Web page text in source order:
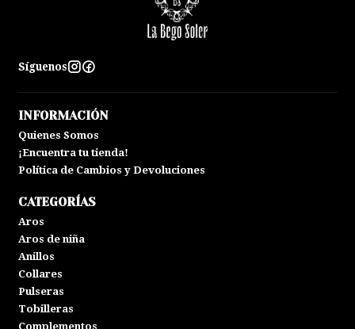
Síguenos
INFORMACIÓN
Quienes Somos
¡Encuentra tu tienda!
Política de Cambios y Devoluciones
CATEGORÍAS
Aros
Aros de niña
Anillos
Collares
Pulseras
Tobilleras
Complementos